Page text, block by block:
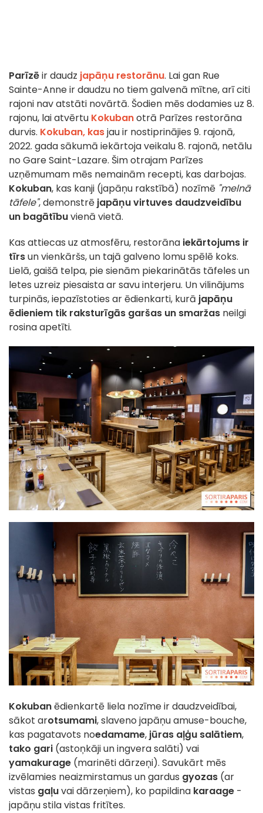
Parīzēir daudz japāņu restorānu. Lai gan Rue
Sainte-Anne ir daudzu no tiem galvenā mītne, arī citi
rajoni nav atstāti novārtā. Šodien mēs dodamies uz 8.
rajonu, lai atvērtu Kokubanotrā Parīzes restorāna
durvis. Kokuban, kasjau ir nostiprinājies 9. rajonā,
2022. gada sākumā iekārtoja veikalu 8. rajonā, netālu
no Gare Saint-Lazare. Šim otrajam Parīzes
uzņēmumam mēs nemainām recepti, kas darbojas.
Kokuban, kas kanji (japāņu rakstībā) nozīmē "melnā
tāfele", demonstrē japāņu virtuves daudzveidību
un bagātībuvienā vietā.
Kas attiecas uz atmosfēru, restorāna iekārtojums ir
tīrsun vienkāršs, un tajā galveno lomu spēlē koks.
Lielā, gaišā telpa, pie sienām piekarinātās tāfeles un
letes uzreiz piesaista ar savu interjeru. Un vilinājums
turpinās, iepazīstoties ar ēdienkarti, kurā japāņu
ēdieniem tik raksturīgās garšas un smaržas neilgi
rosina apetīti.
Kokubanēdienkartē liela nozīme ir daudzveidībai,
sākot arotsumami, slaveno japāņu amuse-bouche,
kas pagatavots noedamame, jūras aļģu salātiem,
tako gari (astoņkāji un ingvera salāti) vai
yamakurage (marinēti dārzeņi). Savukārt mēs
izvēlamies neaizmirstamus un gardus gyozas (ar
vistas gaļuvai dārzeņiem), ko papildina karaage -
japāņu stila vistas fritītes.